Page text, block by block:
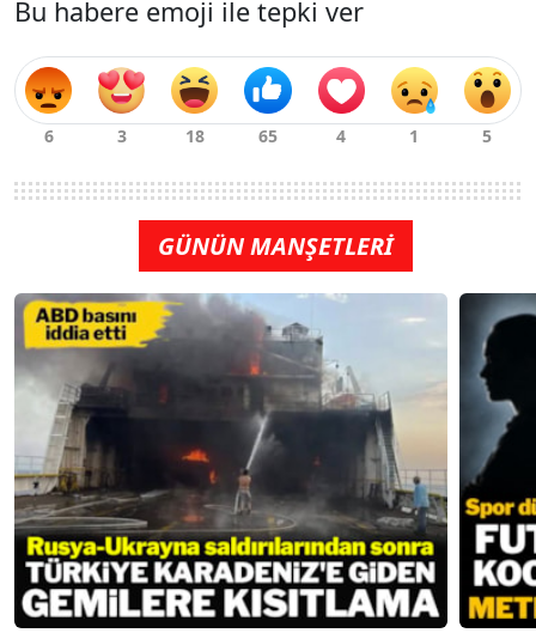
Bu habere emoji ile tepki ver
GÜNÜN MANŞETLERİ